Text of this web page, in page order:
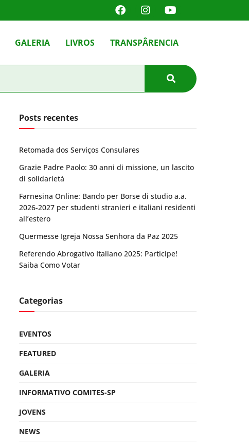
GALERIA LIVROS TRANSPÂRENCIA
Posts recentes
Retomada dos Serviços Consulares
Grazie Padre Paolo: 30 anni di missione, un lascito
di solidarietà
Farnesina Online: Bando per Borse di studio a.a.
2026-2027 per studenti stranieri e italiani residenti
all’estero
Quermesse Igreja Nossa Senhora da Paz 2025
Referendo Abrogativo Italiano 2025: Participe!
Saiba Como Votar
Categorias
EVENTOS
FEATURED
GALERIA
INFORMATIVO COMITES-SP
JOVENS
NEWS